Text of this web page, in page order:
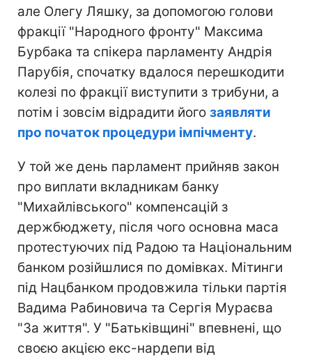
але Олегу Ляшку, за допомогою голови
фракції "Народного фронту" Максима
Бурбака та спікера парламенту Андрія
Парубія, спочатку вдалося перешкодити
колезі по фракції виступити з трибуни, а
потім і зовсім відрадити його заявляти
про початок процедури імпічменту.
У той же день парламент прийняв закон
про виплати вкладникам банку
"Михайлівського" компенсацій з
держбюджету, після чого основна маса
протестуючих під Радою та Національним
банком розійшлися по домівках. Мітинги
під Нацбанком продовжила тільки партія
Вадима Рабиновича та Сергія Мураєва
"За життя". У "Батьківщині" впевнені, що
своєю акцією екс-нардепи від